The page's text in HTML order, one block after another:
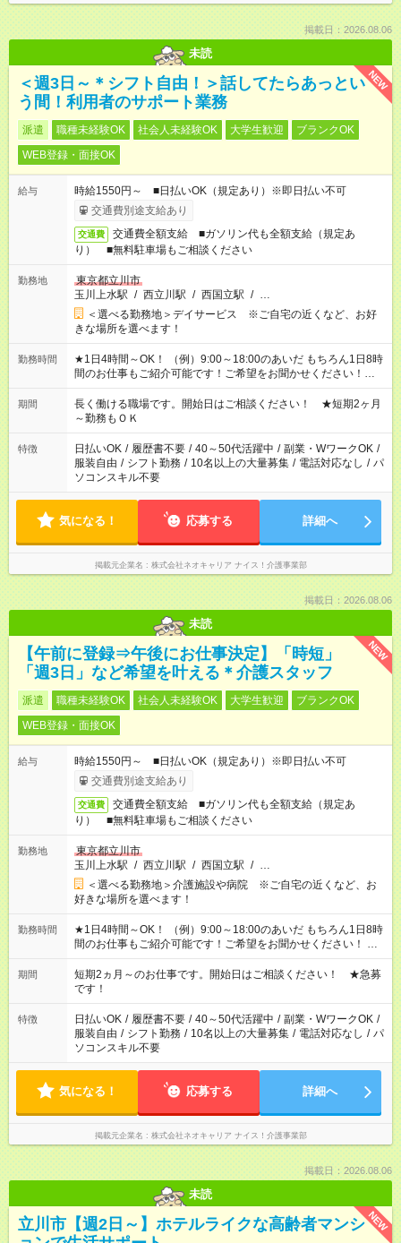
掲載日：2026.08.06
未読
NEW
＜週3日～＊シフト自由！＞話してたらあっとい
う間！利用者のサポート業務
派遣 職種未経験OK 社会人未経験OK 大学生歓迎
ブランクOK
WEB登録・面接OK
給与
時給1550円～ ■日払いOK（規定あり）※即日払い不可
交通費別途支給あり
交通費
交通費全額支給 ■ガソリン代も全額支給（規定あ
り） ■無料駐車場もご相談ください
勤務地
東京都立川市
玉川上水駅 / 西立川駅 / 西国立駅 / …
＜選べる勤務地＞デイサービス ※ご自宅の近くなど、お好
きな場所を選べます！
勤務時間
★1日4時間～OK！ （例）9:00～18:00のあいだ もちろん1日8時
間のお仕事もご紹介可能です！ご希望をお聞かせください！★家
庭の都合でお休みが必要な場合も遠慮なくご相談ください。 ※
週最低15時間以上の勤務が必要です
期間
長く働ける職場です。開始日はご相談ください！ ★短期2ヶ月
～勤務もＯＫ
特徴 日払いOK / 履歴書不要 / 40～50代活躍中 / 副業・WワークOK /
服装自由 / シフト勤務 / 10名以上の大量募集 / 電話対応なし / パ
ソコンスキル不要
気になる！ 応募する 詳細へ
掲載元企業名 株式会社ネオキャリア ナイス！介護事業部
掲載日：2026.08.06
未読
NEW
【午前に登録⇒午後にお仕事決定】「時短」
「週3日」など希望を叶える＊介護スタッフ
派遣 職種未経験OK 社会人未経験OK 大学生歓迎
ブランクOK
WEB登録・面接OK
給与
時給1550円～ ■日払いOK（規定あり）※即日払い不可
交通費別途支給あり
交通費
交通費全額支給 ■ガソリン代も全額支給（規定あ
り） ■無料駐車場もご相談ください
勤務地
東京都立川市
玉川上水駅 / 西立川駅 / 西国立駅 / …
＜選べる勤務地＞介護施設や病院 ※ご自宅の近くなど、お
好きな場所を選べます！
勤務時間
★1日4時間～OK！ （例）9:00～18:00のあいだ もちろん1日8時
間のお仕事もご紹介可能です！ご希望をお聞かせください！ ※
週最低15時間以上の勤務が必要です
期間
短期2ヵ月～のお仕事です。開始日はご相談ください！ ★急募
です！
特徴 日払いOK / 履歴書不要 / 40～50代活躍中 / 副業・WワークOK /
服装自由 / シフト勤務 / 10名以上の大量募集 / 電話対応なし / パ
ソコンスキル不要
気になる！ 応募する 詳細へ
掲載元企業名 株式会社ネオキャリア ナイス！介護事業部
掲載日：2026.08.06
未読
NEW
立川市【週2日～】ホテルライクな高齢者マンシ